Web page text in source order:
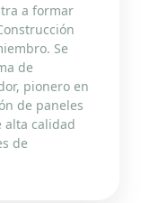
a formar
Se
de
pionero en
de paneles
alta calidad
de